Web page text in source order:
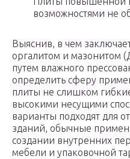
возможностями не
Выяснив, в чем
оргалитом и мазонитом
путем влажного
определить сферу
плиты не слишком
высокими несущими
варианты подходят для
зданий, обычные
создании внутренних
мебели и упаковочной